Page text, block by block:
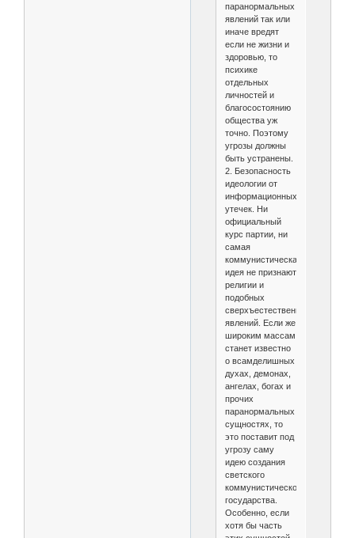
паранормальных
явлений так или
иначе вредят
если не жизни и
здоровью, то
психике
отдельных
личностей и
благосостоянию
общества уж
точно. Поэтому
угрозы должны
быть устранены.
2. Безопасность
идеологии от
информационных
утечек. Ни
официальный
курс партии, ни
самая
коммунистическая
идея не признают
религии и
подобных
сверхъестественных
явлений. Если же
широким массам
станет известно
о всамделишных
духах, демонах,
ангелах, богах и
прочих
паранормальных
сущностях, то
это поставит под
угрозу саму
идею создания
светского
коммунистического
государства.
Особенно, если
хотя бы часть